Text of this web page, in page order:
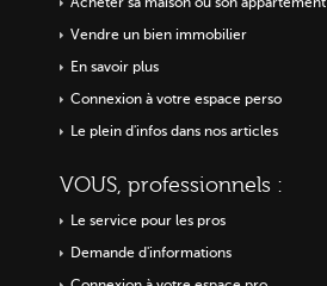
Acheter sa maison ou son appartement
Vendre un bien immobilier
En savoir plus
Connexion à votre espace perso
Le plein d'infos dans nos articles
VOUS, professionnels :
Le service pour les pros
Demande d'informations